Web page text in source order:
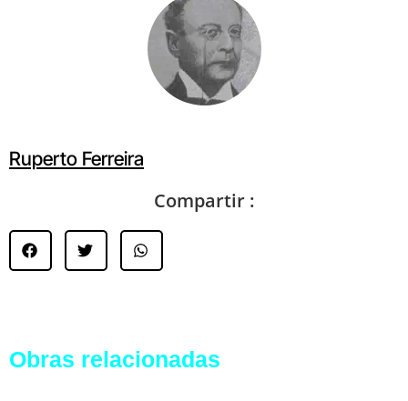
Ruperto Ferreira
Compartir :
Obras relacionadas